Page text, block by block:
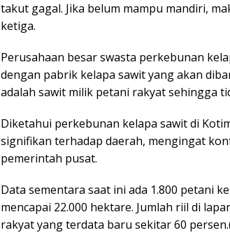
takut gagal. Jika belum mampu mandiri,
ketiga.
Perusahaan besar swasta perkebunan
dengan pabrik kelapa sawit yang akan
adalah sawit milik petani rakyat sehingga
Diketahui perkebunan kelapa sawit di
signifikan terhadap daerah, mengingat
pemerintah pusat.
Data sementara saat ini ada 1.800 petani
mencapai 22.000 hektare. Jumlah riil di
rakyat yang terdata baru sekitar 60